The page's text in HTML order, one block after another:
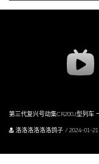
洛洛洛洛洛洛鸽子 / 2024-01-21